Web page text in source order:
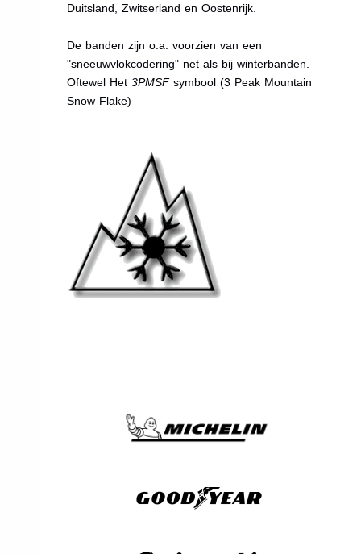
Duitsland, Zwitserland en Oostenrijk.
De banden zijn o.a. voorzien van een
"sneeuwvlokcodering" net als bij winterbanden.
Oftewel Het3PMSFsymbool (3 Peak Mountain
Snow Flake)